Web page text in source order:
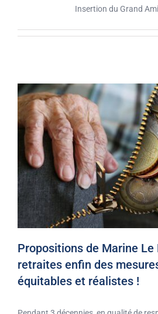
Insertion du Grand
Propositions de Marine Le
retraites enfin des
équitables et réalistes !